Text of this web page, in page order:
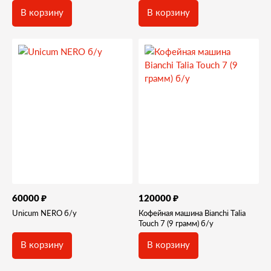
В корзину В корзину
60000 ₽
Unicum NERO б/у
В корзину
120000 ₽
Кофейная машина Bianchi Talia
Touch 7 (9 грамм) б/у
В корзину